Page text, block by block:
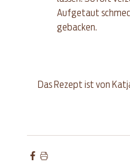
Aufgetaut
gebacken.
Das Rezept ist von